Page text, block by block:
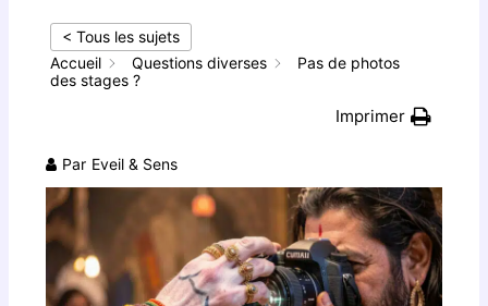
< Tous les sujets
Accueil
Questions diverses
Pas de photos
des stages ?
Imprimer
Par Eveil & Sens